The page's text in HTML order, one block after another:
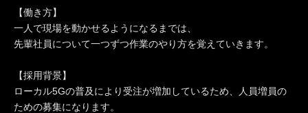
【働き方】
一人で現場を動かせるようになるまでは、
先輩社員について一つずつ作業のやり方を覚えていきます。
【採用背景】
ローカル5Gの普及により受注が増加しているため、人員増員の
ための募集になります。